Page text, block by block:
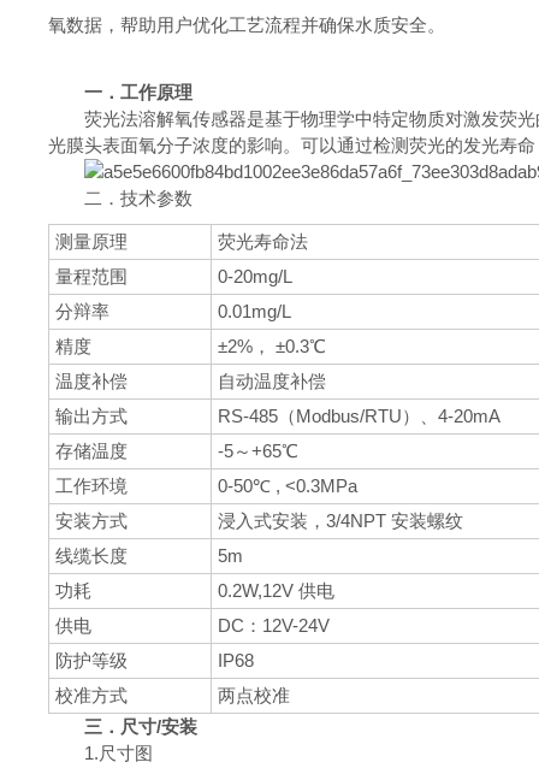
氧数据，帮助用户优化工艺流程并确保水质安全。
一．工作原理
荧光法溶解氧传感器是基于物理学中特定物质对激发荧
光膜头表面氧分子浓度的影响。可以通过检测荧光的发光寿
二．技术参数
测量原理
荧光寿命法
量程范围
0-20mg/L
分辩率
0.01mg/L
精度
±2%， ±0.3℃
温度补偿
自动温度补偿
输出方式
RS-485（Modbus/RTU）、4-20mA
存储温度
-5～+65℃
工作环境
0-50℃ , <0.3MPa
安装方式
浸入式安装，3/4NPT 安装螺纹
线缆长度
5m
功耗
0.2W,12V 供电
供电
DC：12V-24V
防护等级
IP68
校准方式
两点校准
三．尺寸/安装
1.尺寸图